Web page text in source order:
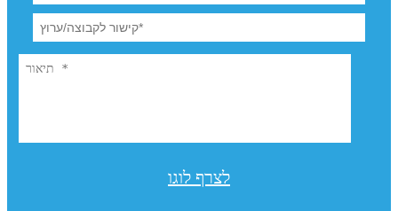
לצרף לוגו